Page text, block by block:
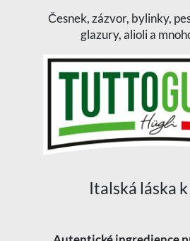
Česnek, zázvor, bylinky,
glazury, alioli a
Italská láska